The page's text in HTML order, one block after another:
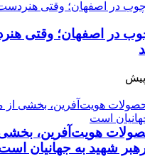
در اصفهان؛ وقتی
هویت‌آفرین، بخشی
شهید به جهانیان